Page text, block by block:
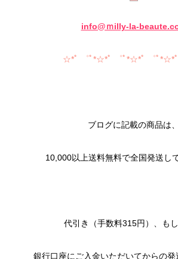
info@ｍilly-la-
☆*ﾟ ゜ﾟ*☆*ﾟ ゜ﾟ*☆*ﾟ ゜ﾟ*☆*
ブログに記載の商品は、
10,000以上送料無料で全国発送し
代引き（手数料315円）、もし
銀行口座にご入金いただいてからの発